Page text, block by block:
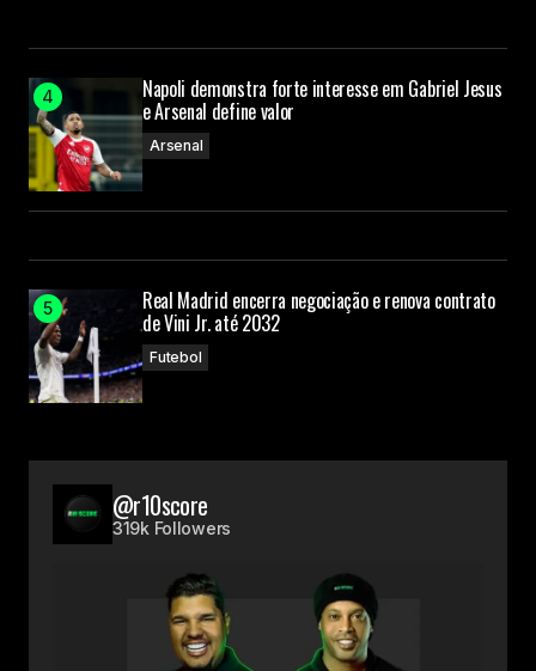
Napoli demonstra forte interesse em Gabriel Jesus
e Arsenal define valor
Arsenal
Real Madrid encerra negociação e renova contrato
de Vini Jr. até 2032
Futebol
@r10score
319k Followers